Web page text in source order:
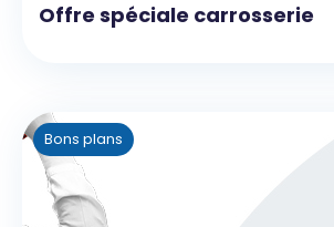
Offre spéciale carrosserie
Bons plans